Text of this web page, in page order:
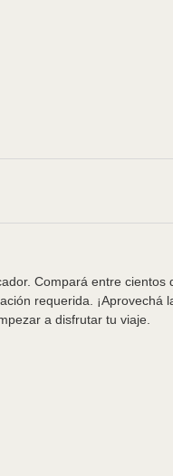
Compará entre cientos
requerida. ¡Aprovechá
a disfrutar tu viaje.